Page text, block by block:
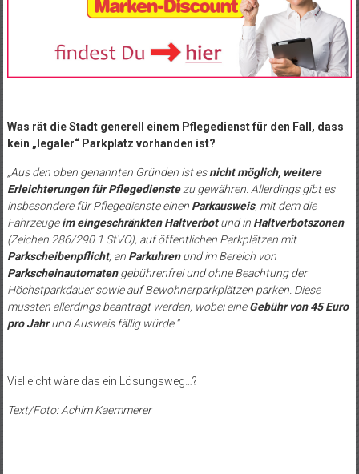
Was rät die Stadt generell einem Pflegedienst für den Fall, dass
kein „legaler“ Parkplatz vorhanden ist?
„Aus den oben genannten Gründen ist esnicht möglich, weitere
Erleichterungen für Pflegedienstezu gewähren. Allerdings gibt es
insbesondere für Pflegedienste einen Parkausweis, mit dem die
Fahrzeugeim eingeschränkten Haltverbotund in Haltverbotszonen
(Zeichen 286/290.1 StVO), auf öffentlichen Parkplätzen mit
Parkscheibenpflicht, an Parkuhrenund im Bereich von
Parkscheinautomatengebührenfrei und ohne Beachtung der
Höchstparkdauer sowie auf Bewohnerparkplätzen parken. Diese
müssten allerdings beantragt werden, wobei eineGebühr von 45 Euro
pro Jahrund Ausweis fällig würde.“
Vielleicht wäre das ein Lösungsweg…?
Text/Foto: Achim Kaemmerer